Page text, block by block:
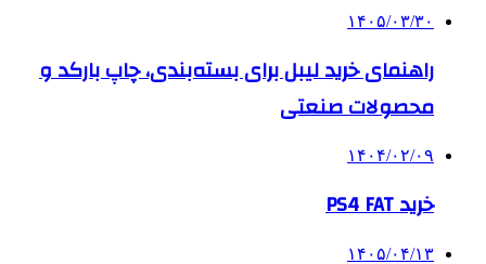
۱۴۰۵/۰۳/۳۰
راهنمای خرید لیبل برای بسته‌بندی، چاپ بارکد و
محصولات صنعتی
۱۴۰۴/۰۲/۰۹
خرید PS4 FAT
۱۴۰۵/۰۴/۱۳